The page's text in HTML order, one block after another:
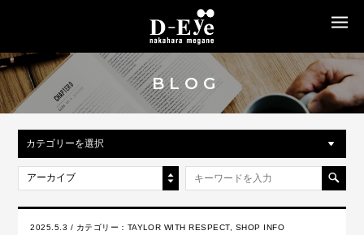
BLOG
カテゴリーを選択
アーカイブ
2025.5.3 / カテゴリー： TAYLOR WITH RESPECT, SHOP INFO